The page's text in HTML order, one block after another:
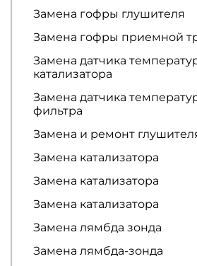
Замена гофры глушителя
Замена гофры приемной
Замена датчика
катализатора
Замена датчика
фильтра
Замена и ремонт
Замена катализатора
Замена катализатора
Замена катализатора
Замена лямбда зонда
Замена лямбда-зонда